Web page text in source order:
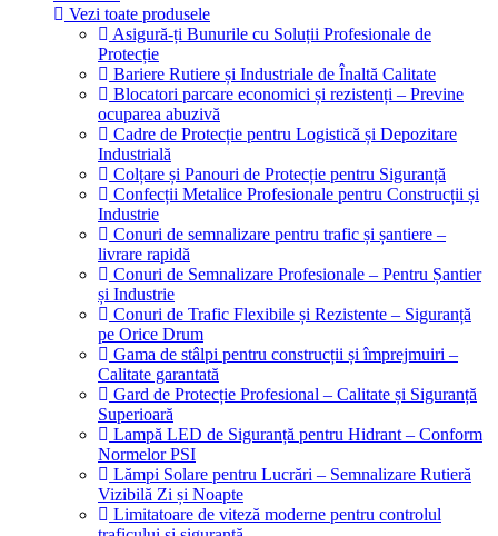
Vezi toate produsele
Asigură-ți Bunurile cu Soluții Profesionale de
Protecție
Bariere Rutiere și Industriale de Înaltă Calitate
Blocatori parcare economici și rezistenți – Previne
ocuparea abuzivă
Cadre de Protecție pentru Logistică și Depozitare
Industrială
Colțare și Panouri de Protecție pentru Siguranță
Confecții Metalice Profesionale pentru Construcții și
Industrie
Conuri de semnalizare pentru trafic și șantiere –
livrare rapidă
Conuri de Semnalizare Profesionale – Pentru Șantier
și Industrie
Conuri de Trafic Flexibile și Rezistente – Siguranță
pe Orice Drum
Gama de stâlpi pentru construcții și împrejmuiri –
Calitate garantată
Gard de Protecție Profesional – Calitate și Siguranță
Superioară
Lampă LED de Siguranță pentru Hidrant – Conform
Normelor PSI
Lămpi Solare pentru Lucrări – Semnalizare Rutieră
Vizibilă Zi și Noapte
Limitatoare de viteză moderne pentru controlul